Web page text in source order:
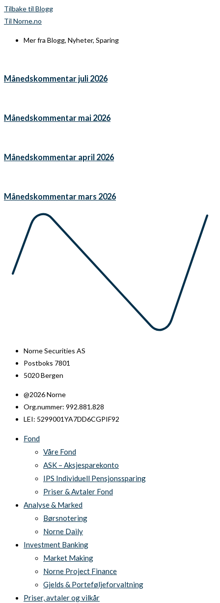
Tilbake til Blogg
Til Norne.no
Mer fra Blogg, Nyheter, Sparing
Månedskommentar juli 2026
Månedskommentar mai 2026
Månedskommentar april 2026
Månedskommentar mars 2026
Norne Securities AS
Postboks 7801
5020 Bergen
@2026 Norne
Org.nummer: 992.881.828
LEI: 5299001YA7DD6CGPIF92
Fond
Våre Fond
ASK – Aksjesparekonto
IPS Individuell Pensjonssparing
Priser & Avtaler Fond
Analyse & Marked
Børsnotering
Norne Daily
Investment Banking
Market Making
Norne Project Finance
Gjelds & Porteføljeforvaltning
Priser, avtaler og vilkår